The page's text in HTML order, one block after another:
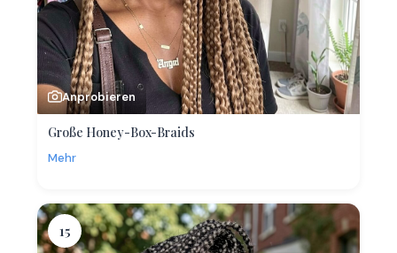
Anprobieren
Große Honey-Box-Braids
Mehr
15